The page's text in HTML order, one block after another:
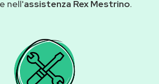
nell'assistenza Rex Mestrino.